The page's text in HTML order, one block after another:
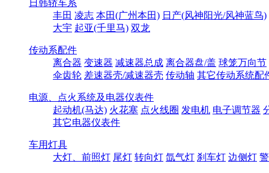
日韩轿车系
丰田 凌志 本田(广州本田) 日产(风神阳光/风神蓝鸟)
大宇 起亚(千里马) 双龙
传动系配件
离合器 变速器 减速器总成 离合器盘/盖 球笼万向节
伞齿轮 差速器壳/减速器壳 传动轴 其它传动系统配
电源、点火系统及电器仪表件
起动机(马达) 火花塞 点火线圈 发电机 电子调节器
其它电器仪表件
车用灯具
大灯、前照灯 尾灯 转向灯 氙气灯 刹车灯 边侧灯